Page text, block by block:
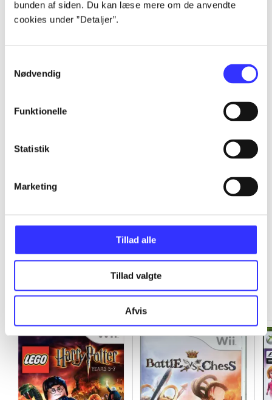
bunden af siden. Du kan læse mere om de anvendte
cookies under ”Detaljer”.
Nødvendig
Funktionelle
Statistik
Marketing
Tillad alle
Tillad valgte
Afvis
Alle registrerede artikler fordelt på udgivelser
Minder om